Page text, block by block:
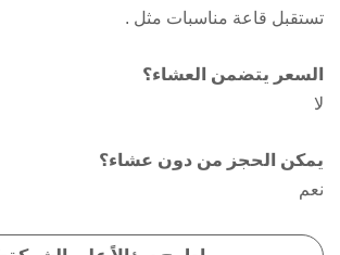
تستقبل قاعة مناسبات مثل .
السعر يتضمن العشاء؟
لا
يمكن الحجز من دون عشاء؟
نعم